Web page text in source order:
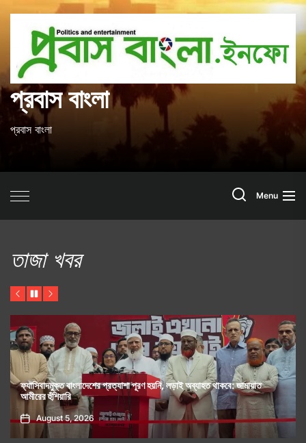
content
প্রবাস বাংলা
প্রবাস বাংলা
SearchMenu
তাজা খবর
Previous
PauseNext
অব্যাহত থাকবে: জামায়াত
ফ্যাসিবাদবিরোধী আন্দোলনে হত্যাকাণ্ডের বিচার হবে স্বচ্ছ
রহমান
August 5, 2026